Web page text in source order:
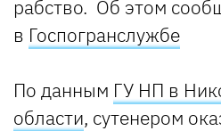
рабство. Об этом
в Госпогранслужбе
По данным ГУ НП в
области, сутенером